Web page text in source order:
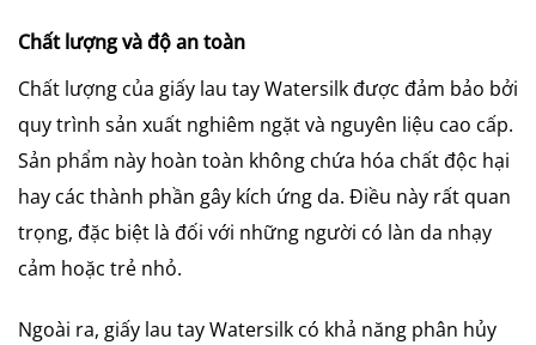
Chất lượng và độ an toàn
Chất lượng của giấy lau tay Watersilk được đảm bảo bởi
quy trình sản xuất nghiêm ngặt và nguyên liệu cao cấp.
Sản phẩm này hoàn toàn không chứa hóa chất độc hại
hay các thành phần gây kích ứng da. Điều này rất quan
trọng, đặc biệt là đối với những người có làn da nhạy
cảm hoặc trẻ nhỏ.
Ngoài ra, giấy lau tay Watersilk có khả năng phân hủy